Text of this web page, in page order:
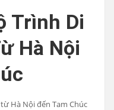
Trình Di
Hà Nội
Hà Nội đến Tam Chúc